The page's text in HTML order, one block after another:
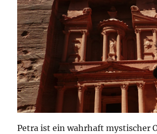
Petra ist ein wahrhaft mystischer